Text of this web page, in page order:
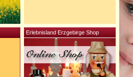
Erlebnisland Erzgebirge Shop